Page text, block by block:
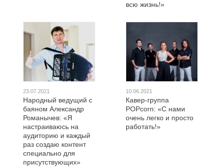
всю жизнь!»
23.07.2021
Народный ведущий с
баяном Александр
Романычев: «Я
настраиваюсь на
аудиторию и каждый
раз создаю контент
специально для
присутствующих»
10.06.2021
Кавер-группа
POPcorn: «С нами
очень легко и просто
работать!»